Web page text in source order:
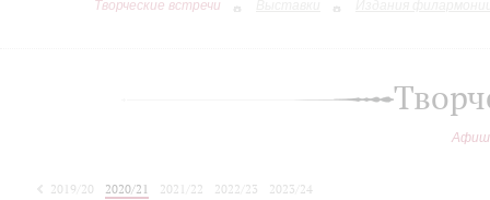
Творческие встречи
2019/20 2020/21 2021/22 2022/23
2023/24